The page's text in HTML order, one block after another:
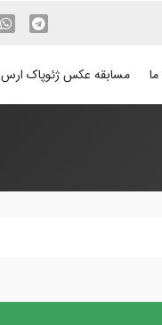
مسابقه عکس ژئوپاک ارس